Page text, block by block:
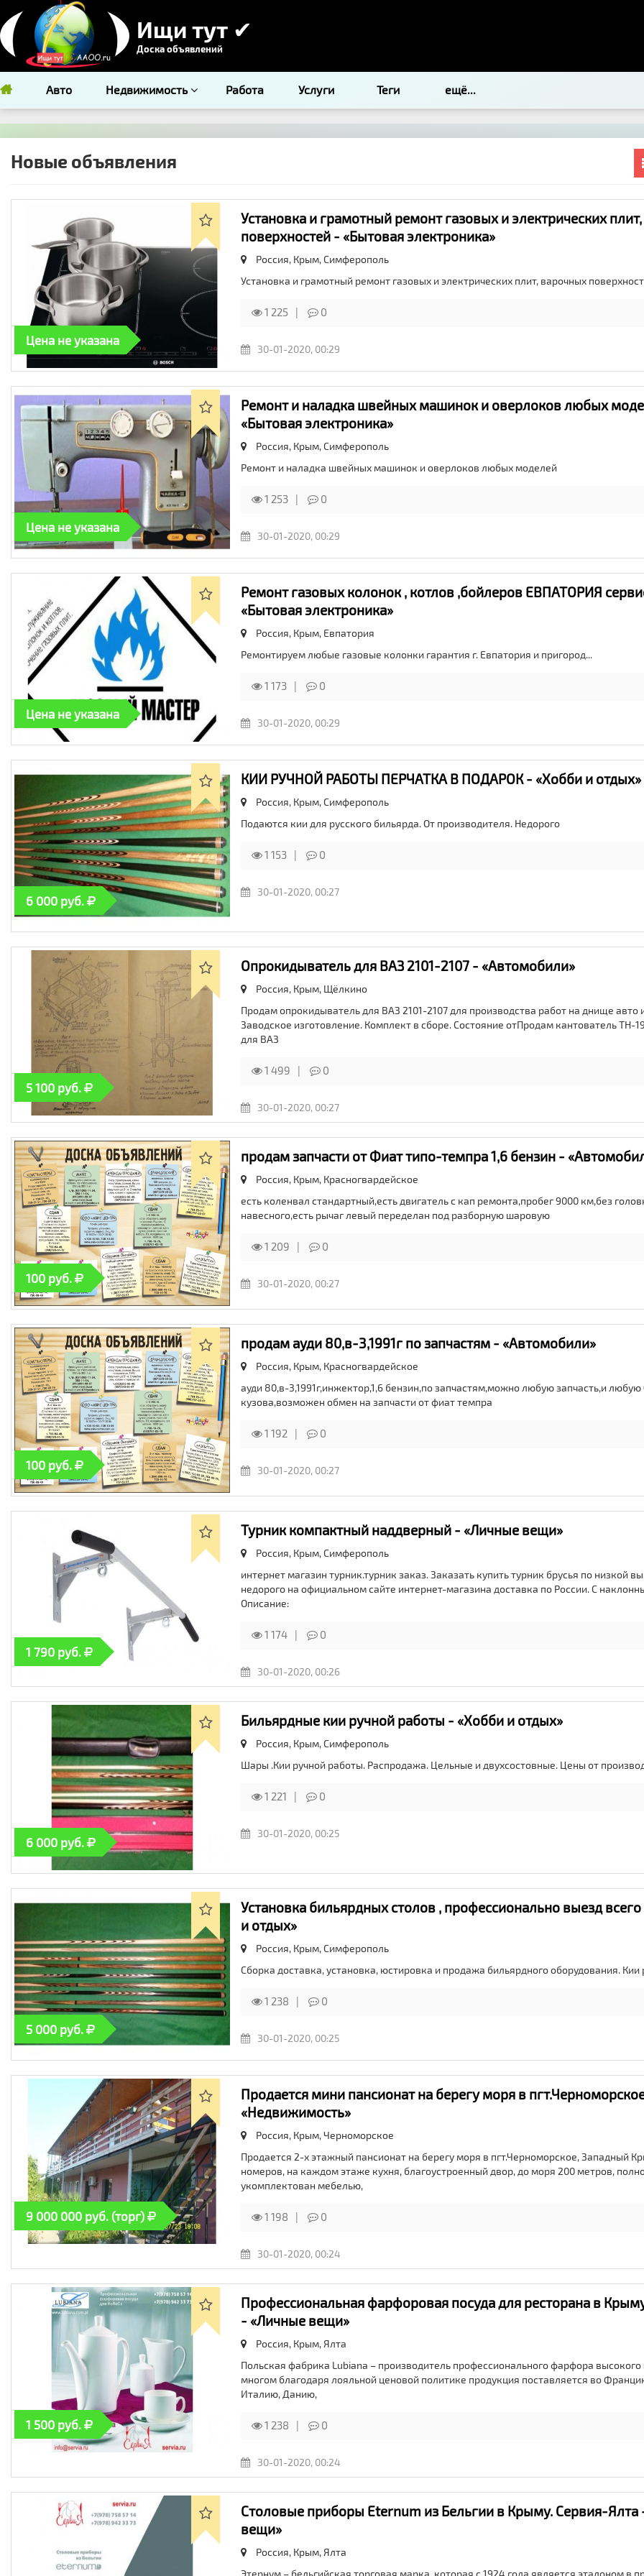
Ищи тут ✔
Доска объявлений
Авто Недвижимость Работа Услуги Теги ещё...
Новые объявления
Цена не указана
Установка и грамотный ремонт газовых и электрических
поверхностей - «Бытовая электроника»
Россия, Крым,Симферополь
Установка и грамотный ремонт газовых и электрических плит, варочных
1 225 0
30-01-2020, 00:29
Цена не указана
Ремонт и наладка швейных машинок и оверлоков любых
«Бытовая электроника»
Россия, Крым,Симферополь
Ремонт и наладка швейных машинок и оверлоков любых моделей
1 253 0
30-01-2020, 00:29
Цена не указана
Ремонт газовых колонок , котлов ,бойлеров ЕВПАТОРИЯ
«Бытовая электроника»
Россия, Крым, Евпатория
Ремонтируем любые газовые колонки гарантия г. Евпатория и пригород...
1 173 0
30-01-2020, 00:29
6 000 руб.
КИИ РУЧНОЙ РАБОТЫ ПЕРЧАТКА В ПОДАРОК - «Хобби и отдых»
Россия, Крым,Симферополь
Подаются кии для русского бильярда. От производителя. Недорого
1 153 0
30-01-2020, 00:27
5 100 руб.
Опрокидыватель для ВАЗ 2101-2107 - «Автомобили»
Россия, Крым, Щёлкино
Продам опрокидыватель для ВАЗ 2101-2107 для производства работ на днище авто
Заводское изготовление. Комплект в сборе. Состояние отПродам кантователь ТН-
для ВАЗ
1 499 0
30-01-2020, 00:27
100 руб.
продам запчасти от Фиат типо-темпра 1,6 бензин -
Россия, Крым, Красногвардейское
есть коленвал стандартный,есть двигатель с кап ремонта,пробег 9000 км,без
навесного,есть рычаг левый переделан под разборную шаровую
1 209 0
30-01-2020, 00:27
100 руб.
продам ауди 80,в-3,1991г по запчастям - «Автомобили»
Россия, Крым, Красногвардейское
ауди 80,в-3,1991г,инжектор,1,6 бензин,по запчастям,можно любую запчасть,и любую
кузова,возможен обмен на запчасти от фиат темпра
1 192 0
30-01-2020, 00:27
1 790 руб.
Турник компактный наддверный - «Личные вещи»
Россия, Крым,Симферополь
интернет магазин турник.турник заказ. Заказать купить турник брусья по низкой
недорого на официальном сайте интернет-магазина доставка по России. С
Описание:
1 174 0
30-01-2020, 00:26
6 000 руб.
Бильярдные кии ручной работы - «Хобби и отдых»
Россия, Крым,Симферополь
Шары .Кии ручной работы. Распродажа. Цельные и двухсостовные. Цены от
1 221 0
30-01-2020, 00:25
5 000 руб.
Установка бильярдных столов , профессионально выезд
и отдых»
Россия, Крым,Симферополь
Сборка доставка, установка, юстировка и продажа бильярдного оборудования. Кии
1 238 0
30-01-2020, 00:25
9 000 000 руб. (торг)
Продается мини пансионат на берегу моря в
«Недвижимость»
Россия, Крым,Черноморское
Продается 2-х этажный пансионат на берегу моря в пгт.Черноморское, Западный
номеров, на каждом этаже кухня, благоустроенный двор, до моря 200 метров,
укомплектован мебелью,
1 198 0
30-01-2020, 00:24
1 500 руб.
Профессиональная фарфоровая посуда для ресторана в
- «Личные вещи»
Россия, Крым, Ялта
Польская фабрика Lubiana – производитель профессионального фарфора высокого
многом благодаря лояльной ценовой политике продукция поставляется во
Италию, Данию,
1 238 0
30-01-2020, 00:24
Столовые приборы Eternum из Бельгии в Крыму. Сервия-Ялта
вещи»
Россия, Крым, Ялта
Этернум – бельгийская торговая марка, которая с 1924 года является эталоном в